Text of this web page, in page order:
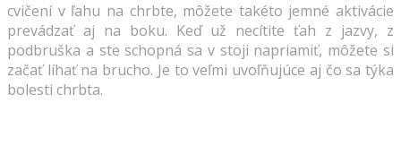
cvičení v ľahu na chrbte, môžete takéto jemné aktivácie
prevádzať aj na boku. Keď už necítite ťah z jazvy, z
podbruška a ste schopná sa v stoji napriamiť, môžete si
začať líhať na brucho. Je to veľmi uvoľňujúce aj čo sa týka
bolesti chrbta.